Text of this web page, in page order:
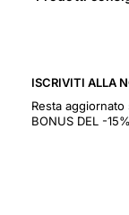
ISCRIVITI ALLA
Resta
BONUS DEL -